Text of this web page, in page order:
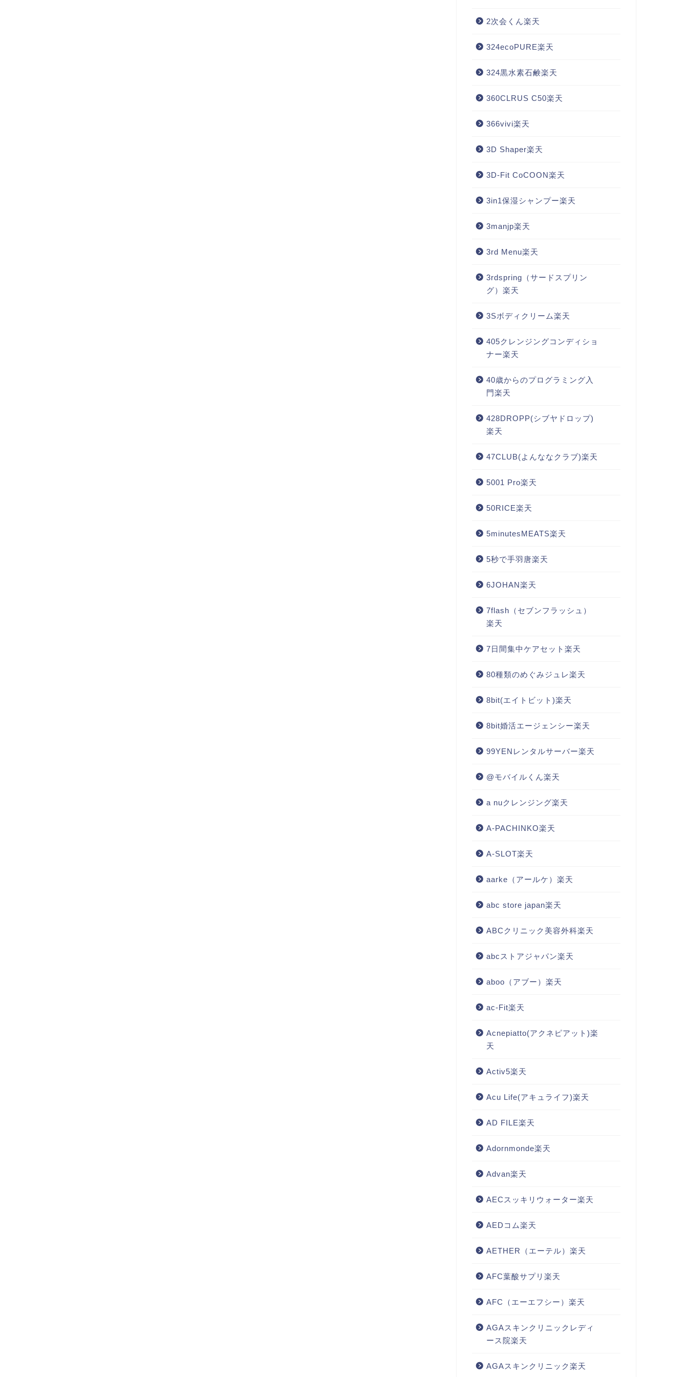
2次会くん楽天
324ecoPURE楽天
324黒水素石鹸楽天
360CLRUS C50楽天
366vivi楽天
3D Shaper楽天
3D-Fit CoCOON楽天
3in1保湿シャンプー楽天
3manjp楽天
3rd Menu楽天
3rdspring（サードスプリン
グ）楽天
3Sボディクリーム楽天
405クレンジングコンディショ
ナー楽天
40歳からのプログラミング入
門楽天
428DROPP(シブヤドロップ)
楽天
47CLUB(よんななクラブ)楽天
5001 Pro楽天
50RICE楽天
5minutesMEATS楽天
5秒で手羽唐楽天
6JOHAN楽天
7flash（セブンフラッシュ）
楽天
7日間集中ケアセット楽天
80種類のめぐみジュレ楽天
8bit(エイトビット)楽天
8bit婚活エージェンシー楽天
99YENレンタルサーバー楽天
@モバイルくん楽天
a nuクレンジング楽天
A-PACHINKO楽天
A-SLOT楽天
aarke（アールケ）楽天
abc store japan楽天
ABCクリニック美容外科楽天
abcストアジャパン楽天
aboo（アブー）楽天
ac-Fit楽天
Acnepiatto(アクネピアット)楽
天
Activ5楽天
Acu Life(アキュライフ)楽天
AD FILE楽天
Adornmonde楽天
Advan楽天
AECスッキリウォーター楽天
AEDコム楽天
AETHER（エーテル）楽天
AFC葉酸サプリ楽天
AFC（エーエフシー）楽天
AGAスキンクリニックレディ
ース院楽天
AGAスキンクリニック楽天